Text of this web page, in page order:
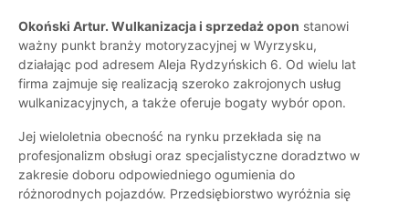
Okoński Artur. Wulkanizacja i sprzedaż opon stanowi
ważny punkt branży motoryzacyjnej w Wyrzysku,
działając pod adresem Aleja Rydzyńskich 6. Od wielu lat
firma zajmuje się realizacją szeroko zakrojonych usług
wulkanizacyjnych, a także oferuje bogaty wybór opon.
Jej wieloletnia obecność na rynku przekłada się na
profesjonalizm obsługi oraz specjalistyczne doradztwo w
zakresie doboru odpowiedniego ogumienia do
różnorodnych pojazdów. Przedsiębiorstwo wyróżnia się